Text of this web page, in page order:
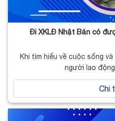
Đi XKLĐ Nhật Bản có
Khi tìm hiểu về cuộc sống
người lao
Chi